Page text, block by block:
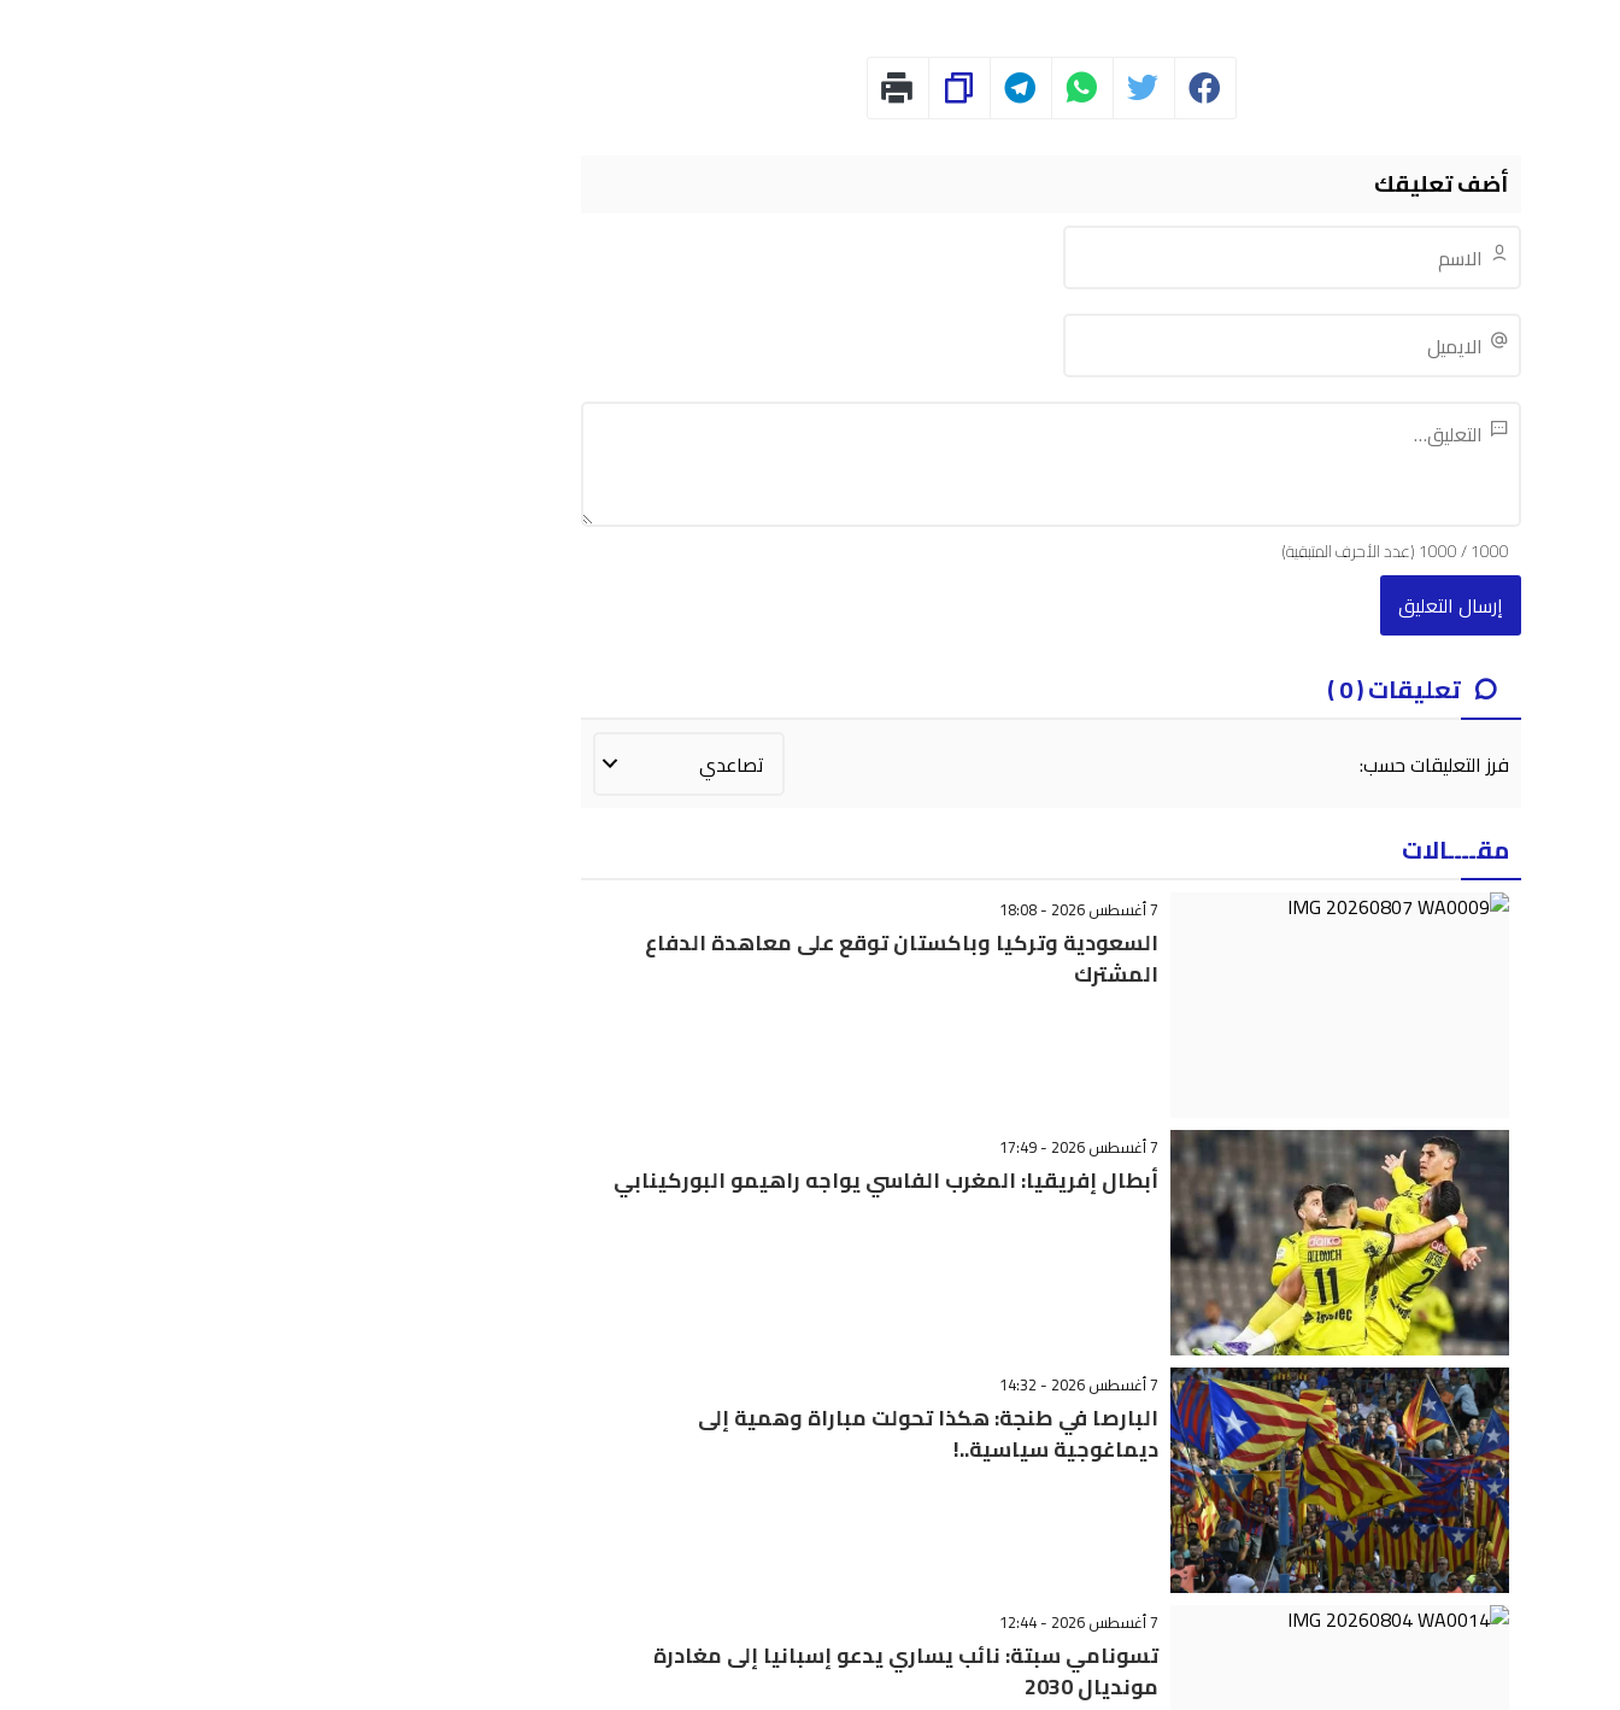
أضف تعليقك
1000
/
1000(عدد الأحرف المتبقية)
تعليقات ( 0 )
فرز التعليقات حسب:
مقــــالات
7 أغسطس 2026 - 18:08
السعودية وتركيا وباكستان توقع على معاهدة الدفاع
المشترك
7 أغسطس 2026 - 17:49
أبطال إفريقيا: المغرب الفاسي يواجه راهيمو البوركينابي
7 أغسطس 2026 - 14:32
البارصا في طنجة: هكذا تحولت مباراة وهمية إلى
ديماغوجية سياسية..!
7 أغسطس 2026 - 12:44
تسونامي سبتة: نائب يساري يدعو إسبانيا إلى مغادرة
مونديال 2030